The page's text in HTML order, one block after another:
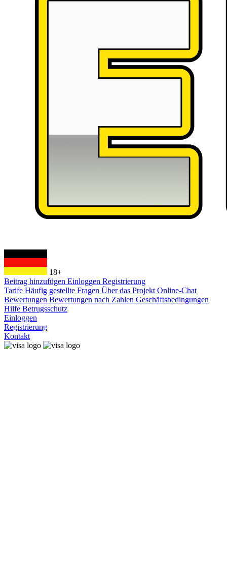
18+
Beitrag hinzufügen Einloggen Registrierung
Tarife Häufig gestellte Fragen Über das Projekt Online-Chat
Bewertungen Bewertungen nach Zahlen Geschäftsbedingungen
Hilfe Betrugsschutz
Einloggen
Registrierung
Kontakt